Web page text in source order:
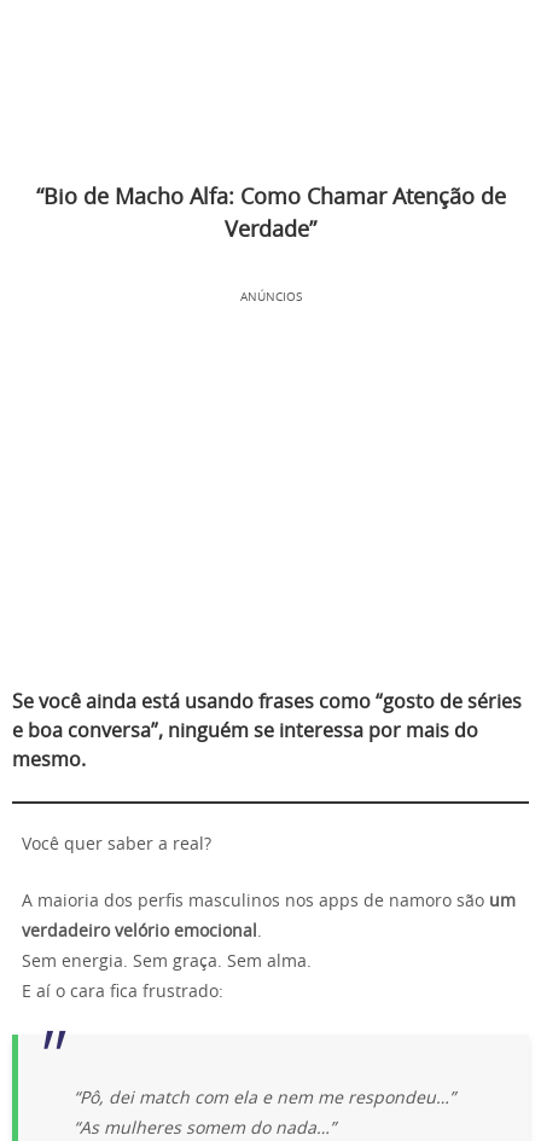
“Bio de Macho Alfa: Como Chamar Atenção de
Verdade”
ANÚNCIOS
Se você ainda está usando frases como “gosto de séries
e boa conversa”, ninguém se interessa por mais do
mesmo.
Você quer saber a real?
A maioria dos perfis masculinos nos apps de namoro são um
verdadeiro velório emocional .
Sem energia. Sem graça. Sem alma.
E aí o cara fica frustrado:
“Pô, dei match com ela e nem me respondeu…”
“As mulheres somem do nada…”